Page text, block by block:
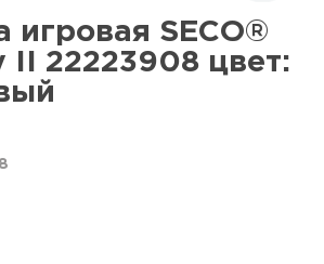
игровая SECO®
II 22223908 цвет: